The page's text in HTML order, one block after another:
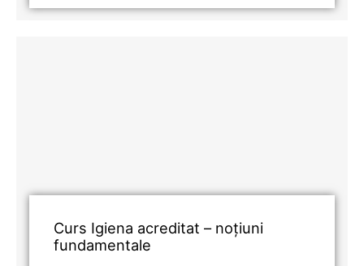
Curs Igiena acreditat – noțiuni
fundamentale